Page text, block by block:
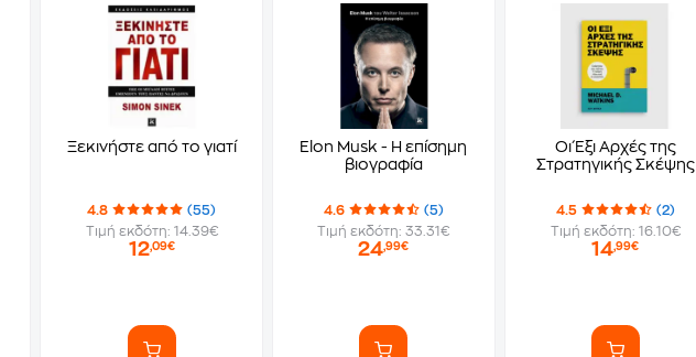
Ξεκινήστε από το γιατί
4.8
(55)
Τιμή εκδότη: 14.39€
12,09€
Elon Musk - Η επίσημη
βιογραφία
4.6
(5)
Τιμή εκδότη: 33.31€
24,99€
Οι Έξι Αρχές της
Στρατηγικής Σκέψης
4.5
(2)
Τιμή εκδότη: 16.10€
14,99€